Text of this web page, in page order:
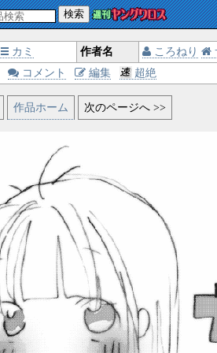
検索
カミ 作者名 ころねり
コメント 編集 超絶
作品ホーム 次のページへ >>